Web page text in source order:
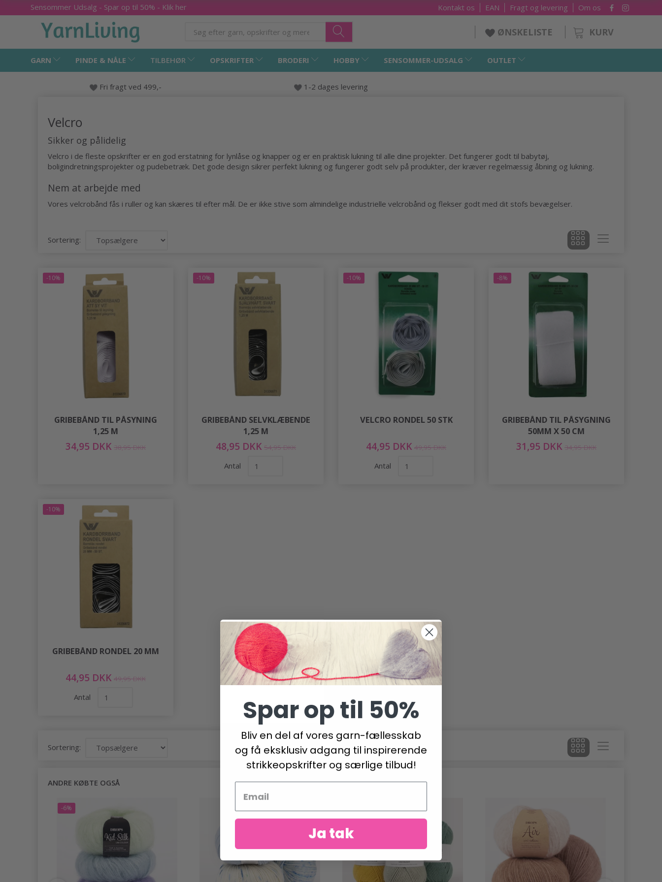
Sensommer Udsalg - Spar op til 50% - Klik her Om os
Fragt og levering
EAN
Kontakt os
KURV
ØNSKELISTE
GARN PINDE & NÅLE TILBEHØR OPSKRIFTER BRODERI HOBBY SENSOMMER-UDSALG OUTLET
Fri fragt ved 499,- 1-2 dages levering
Velcro
Sikker og pålidelig
Velcro i de fleste opskrifter er en god erstatning for lynlåse og knapper og er en praktisk lukning til alle dine projekter. Det fungerer godt til babytøj,
boligindretningsprojekter og pudebetræk. Det gode design sikrer perfekt lukning og fungerer godt selv på produkter, der kræver regelmæssig åbning og lukning.
Nem at arbejde med
Vores velcrobånd fås i ruller og kan skæres til efter mål. De er ikke stive som almindelige industrielle velcrobånd og flekser godt med dit stofs bevægelser.
Sortering:
-10%
GRIBEBÅND TIL PÅSYNING
1,25 M
34,95 DKK 38,95 DKK
-10%
GRIBEBÅND SELVKLÆBENDE
1,25 M
48,95 DKK 54,95 DKK
Antal
-10%
VELCRO RONDEL 50 STK
44,95 DKK 49,95 DKK
Antal
-8%
GRIBEBÅND TIL PÅSYGNING
50MM X 50 CM
31,95 DKK 34,95 DKK
-10%
GRIBEBÅND RONDEL 20 MM
44,95 DKK 49,95 DKK
Antal
Sortering:
ANDRE KØBTE OGSÅ
-6%
Spar op til 50%
Bliv en del af vores garn-fællesskab
og få eksklusiv adgang til inspirerende
strikkeopskrifter og særlige tilbud!
Ja tak